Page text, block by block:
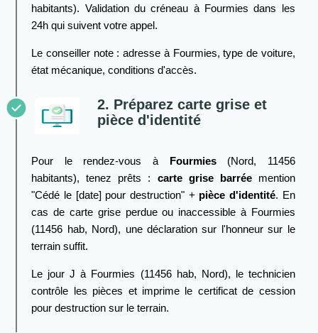
habitants). Validation du créneau à Fourmies dans les
24h qui suivent votre appel.
Le conseiller note : adresse à Fourmies, type de voiture,
état mécanique, conditions d'accès.
2. Préparez carte grise et
pièce d'identité
Pour le rendez-vous à Fourmies(Nord, 11456
habitants), tenez prêts : carte grise barréemention
"Cédé le [date] pour destruction" + pièce d'identité. En
cas de carte grise perdue ou inaccessible à Fourmies
(11456 hab, Nord), une déclaration sur l'honneur sur le
terrain suffit.
Le jour J à Fourmies (11456 hab, Nord), le technicien
contrôle les pièces et imprime le certificat de cession
pour destruction sur le terrain.